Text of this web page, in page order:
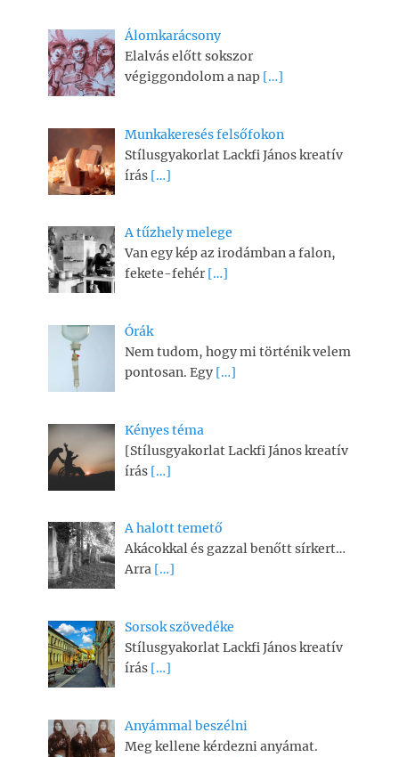
Álomkarácsony
Elalvás előtt sokszor
végiggondolom a nap […]
Munkakeresés felsőfokon
Stílusgyakorlat Lackfi János kreatív
írás […]
A tűzhely melege
Van egy kép az irodámban a falon,
fekete-fehér […]
Órák
Nem tudom, hogy mi történik velem
pontosan. Egy […]
Kényes téma
[Stílusgyakorlat Lackfi János kreatív
írás […]
A halott temető
Akácokkal és gazzal benőtt sírkert…
Arra […]
Sorsok szövedéke
Stílusgyakorlat Lackfi János kreatív
írás […]
Anyámmal beszélni
Meg kellene kérdezni anyámat.